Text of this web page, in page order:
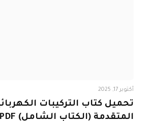
أكتوبر 17, 2025
تحميل كتاب التركيبات
المتقدمة (الكتاب الشامل) PDF